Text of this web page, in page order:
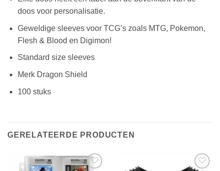
doos voor personalisatie.
Geweldige sleeves voor TCG’s zoals MTG, Pokemon,
Flesh & Blood en Digimon!
Standard size sleeves
Merk Dragon Shield
100 stuks
GERELATEERDE PRODUCTEN